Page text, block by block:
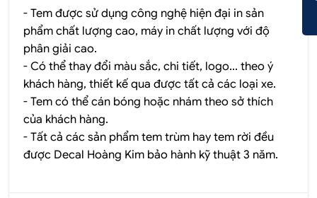
- Tem được sử dụng công nghệ hiện đại in sản
phẩm chất lượng cao, máy in chất lượng với độ
phân giải cao.
- Có thể thay đổi màu sắc, chi tiết, logo... theo ý
khách hàng, thiết kế qua được tất cả các loại xe.
- Tem có thể cán bóng hoặc nhám theo sở thích
của khách hàng.
- Tất cả các sản phẩm tem trùm hay tem rời đều
được Decal Hoàng Kim bảo hành kỹ thuật 3 năm.